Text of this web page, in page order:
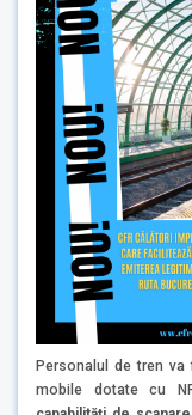
Personalul de tren
mobile dotate cu